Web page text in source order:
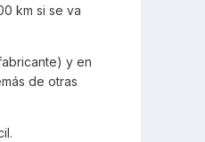
km si se va
y en
de otras